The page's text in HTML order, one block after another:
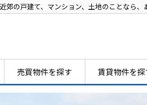
郊の戸建て、マンション、土地のことなら、
売買物件を探す 賃貸物件を探